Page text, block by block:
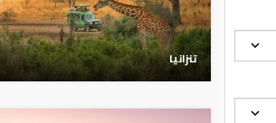
تنزانيا